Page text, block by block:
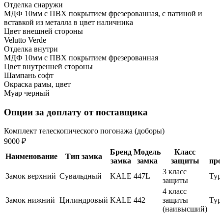
Отделка снаружи
МДФ 10мм с ПВХ покрытием фрезерованная, с патиной и
вставкой из металла в цвет наличника
Цвет внешней стороны
Velutto Verde
Отделка внутри
МДФ 10мм с ПВХ покрытием фрезерованная
Цвет внутренней стороны
Шампань софт
Окраска рамы, цвет
Муар черный
Опции за доплату от поставщика
Комплект телескопического погонажа (доборы)
9000 ₽
Наименование
Тип замка
Бренд
замка
Модель
замка
Класс
защиты
Замок верхний Сувальдный KALE 447L
3 класс
защиты
Замок нижний Цилиндровый KALE 442
4 класс
защиты
(наивысший)